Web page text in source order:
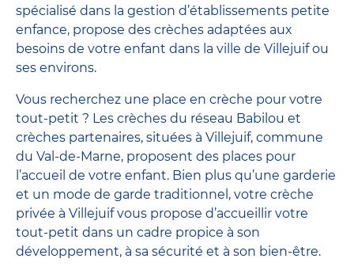
spécialisé dans la gestion d’établissements petite
enfance, propose des crèches adaptées aux
besoins de votre enfant dans la ville de Villejuif ou
ses environs.
Vous recherchez une place en crèche pour votre
tout-petit ? Les crèches du réseau Babilou et
crèches partenaires, situées à Villejuif, commune
du Val-de-Marne, proposent des places pour
l’accueil de votre enfant. Bien plus qu’une garderie
et un mode de garde traditionnel, votre crèche
privée à Villejuif vous propose d’accueillir votre
tout-petit dans un cadre propice à son
développement, à sa sécurité et à son bien-être.